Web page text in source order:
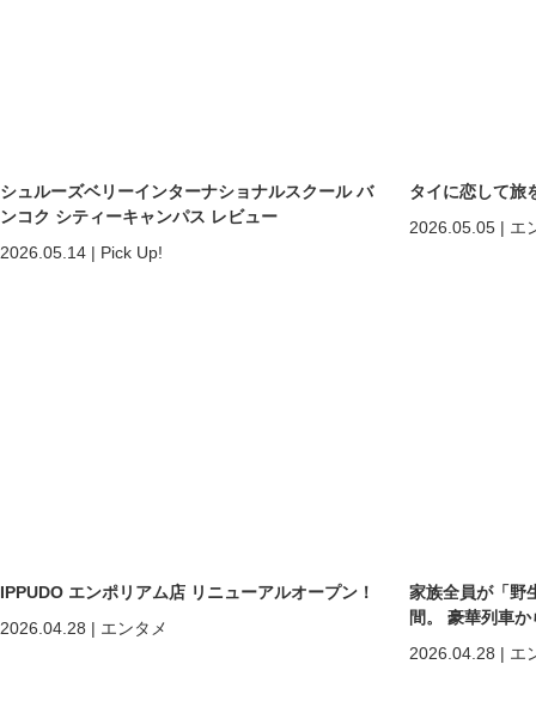
シュルーズベリーインターナショナルスクール バ
ンコク シティーキャンパス レビュー
2026.05.14 | Pick Up!
タイに恋して旅
2026.05.05 | エ
IPPUDO エンポリアム店 リニューアルオープン！
2026.04.28 | エンタメ
家族全員が「野
間。 豪華列車
2026.04.28 | エ